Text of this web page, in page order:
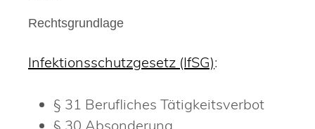
Rechtsgrundlage
Infektionsschutzgesetz (IfSG):
§ 31 Berufliches Tätigkeitsverbot
§ 30 Absonderung